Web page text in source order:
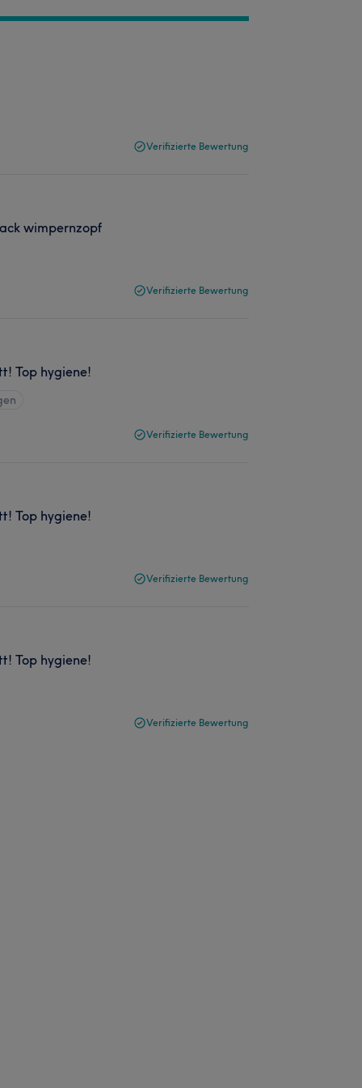
Verifizierte Bewertung
wimpernzopf
Verifizierte Bewertung
Top hygiene!
Verifizierte Bewertung
Top hygiene!
Verifizierte Bewertung
Top hygiene!
Verifizierte Bewertung